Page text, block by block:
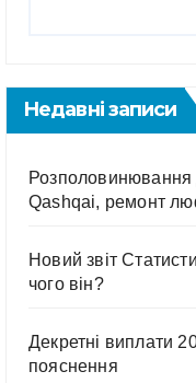
Недавні записи
Розполовинювання
Qashqai, ремонт
Новий звіт
чого він?
Декретні виплати
пояснення